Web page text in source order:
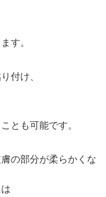
す。
付け、
とも可能です。
の部分が柔らかくな